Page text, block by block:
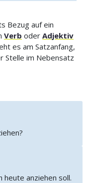
Bezug auf ein
Verb oder Adjektiv
es am Satzanfang,
Stelle im Nebensatz
heute anziehen soll.